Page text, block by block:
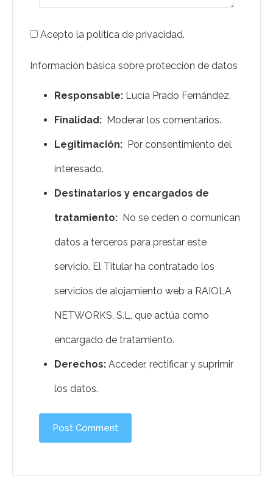
Acepto la política de privacidad.
Información básica sobre protección de datos
Responsable:Lucía Prado Fernández.
Finalidad:Moderar los comentarios.
Legitimación:Por consentimiento del
interesado.
Destinatarios y encargados de
tratamiento:No se ceden o comunican
datos a terceros para prestar este
servicio. El Titular ha contratado los
servicios de alojamiento web a RAIOLA
NETWORKS, S.L. que actúa como
encargado de tratamiento.
Derechos:Acceder, rectificar y suprimir
los datos.